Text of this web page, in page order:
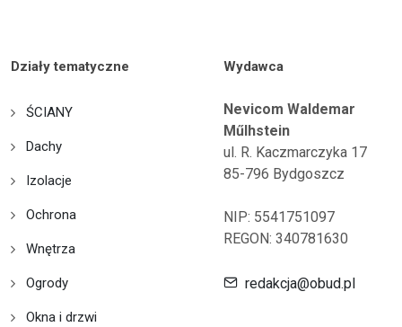
Działy tematyczne
ŚCIANY
Dachy
Izolacje
Ochrona
Wnętrza
Ogrody
Okna i drzwi
Wydawca
Nevicom Waldemar
Műlhstein
ul. R. Kaczmarczyka 17
85-796 Bydgoszcz
NIP: 5541751097
REGON: 340781630
redakcja@obud.pl